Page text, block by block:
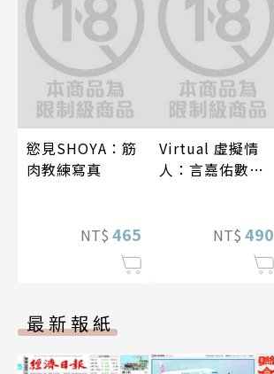
慾見SHOYA：筋
肉教練寫真
NT$ 465
Virtual 虛擬情
人：言嘉佑數位
NT$ 490
最新報紙